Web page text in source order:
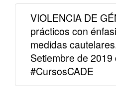
VIOLENCIA DE
prácticos con
medidas
Setiembre de 2019
#CursosCADE